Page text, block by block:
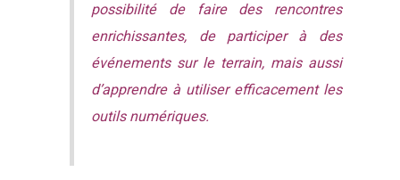
possibilité de faire des rencontres
enrichissantes, de participer à des
événements sur le terrain, mais aussi
d’apprendre à utiliser efficacement les
outils numériques.